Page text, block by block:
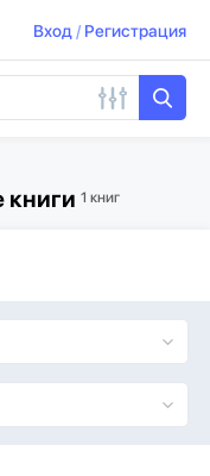
Вход/ Регистрация
книги 1 книг